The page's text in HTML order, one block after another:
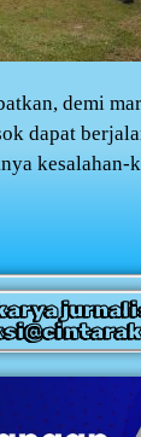
demi
dapat
kesalahan-